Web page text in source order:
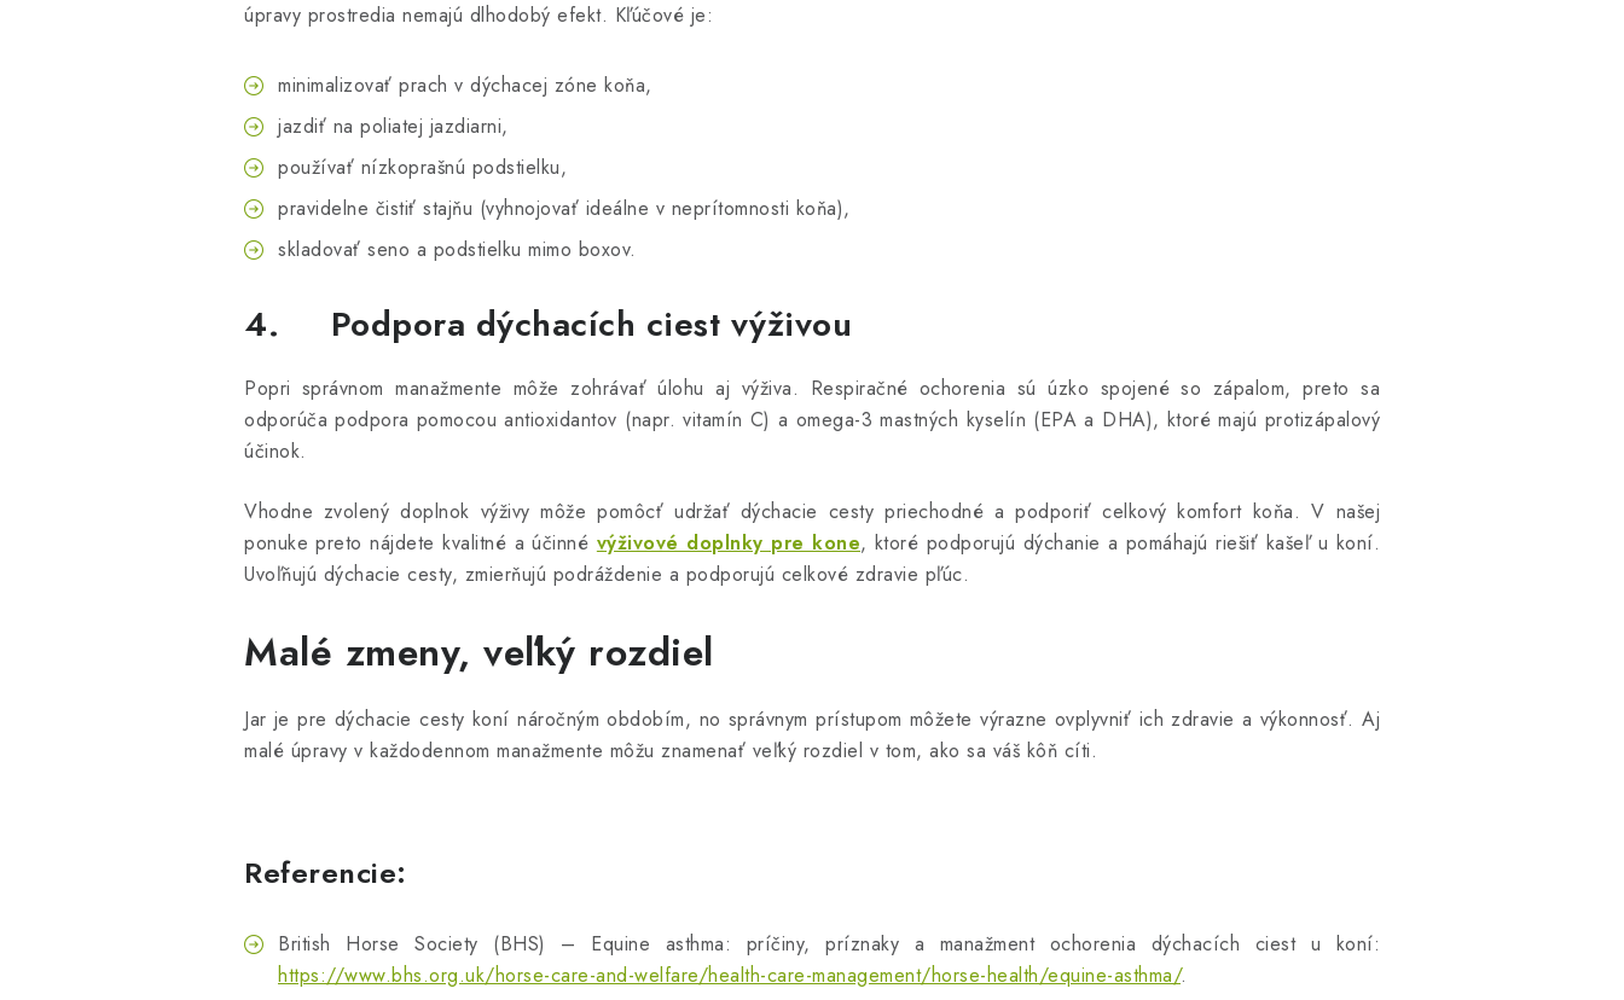
úpravy prostredia nemajú dlhodobý efekt. Kľúčové je:
minimalizovať prach v dýchacej zóne koňa,
jazdiť na poliatej jazdiarni,
používať nízkoprašnú podstielku,
pravidelne čistiť stajňu (vyhnojovať ideálne v neprítomnosti koňa),
skladovať seno a podstielku mimo boxov.
4. Podpora dýchacích ciest výživou
Popri správnom manažmente môže zohrávať úlohu aj výživa. Respiračné ochorenia sú úzko spojené so zápalom, preto sa
odporúča podpora pomocou antioxidantov (napr. vitamín C) a omega-3 mastných kyselín (EPA a DHA), ktoré majú protizápalový
účinok.
Vhodne zvolený doplnok výživy môže pomôcť udržať dýchacie cesty priechodné a podporiť celkový komfort koňa. V našej
ponuke preto nájdete kvalitné a účinné výživové doplnky pre kone, ktoré podporujú dýchanie a pomáhajú riešiť kašeľ u koní.
Uvoľňujú dýchacie cesty, zmierňujú podráždenie a podporujú celkové zdravie pľúc.
Malé zmeny, veľký rozdiel
Jar je pre dýchacie cesty koní náročným obdobím, no správnym prístupom môžete výrazne ovplyvniť ich zdravie a výkonnosť. Aj
malé úpravy v každodennom manažmente môžu znamenať veľký rozdiel v tom, ako sa váš kôň cíti.
Referencie:
British Horse Society (BHS) – Equine asthma: príčiny, príznaky a manažment ochorenia dýchacích ciest u koní:
https://www.bhs.org.uk/horse-care-and-welfare/health-care-management/horse-health/equine-asthma/.